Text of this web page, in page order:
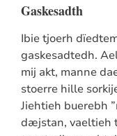
Gaskesadth
Ibie tjoerh
gaskesadtedh.
mij akt, manne
stoerre hille
Jiehtieh buerebh
dæjstan, vaeltieh